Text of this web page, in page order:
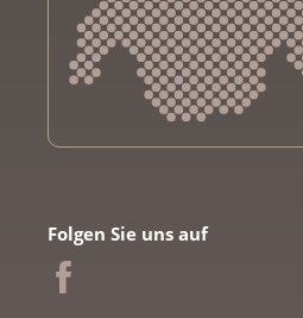
Krebsliga Bern
Krebsliga Freiburg
Folgen Sie uns auf